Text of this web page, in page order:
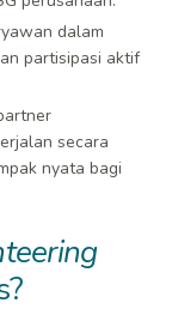
dalam
partisipasi aktif
secara
nyata bagi